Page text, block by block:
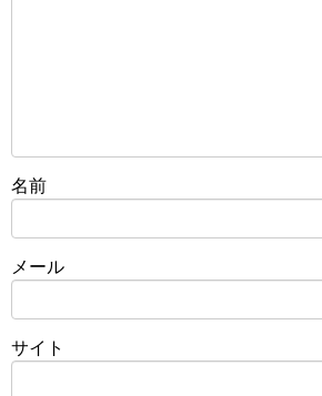
名前
メール
サイト